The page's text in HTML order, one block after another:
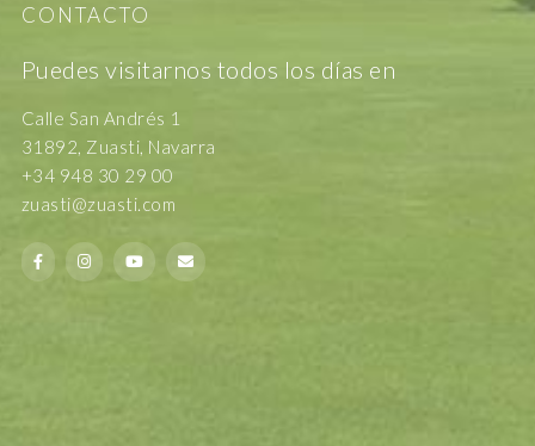
CONTACTO
Puedes visitarnos todos los días en
Calle San Andrés 1
31892, Zuasti, Navarra
+34 948 30 29 00
zuasti@zuasti.com